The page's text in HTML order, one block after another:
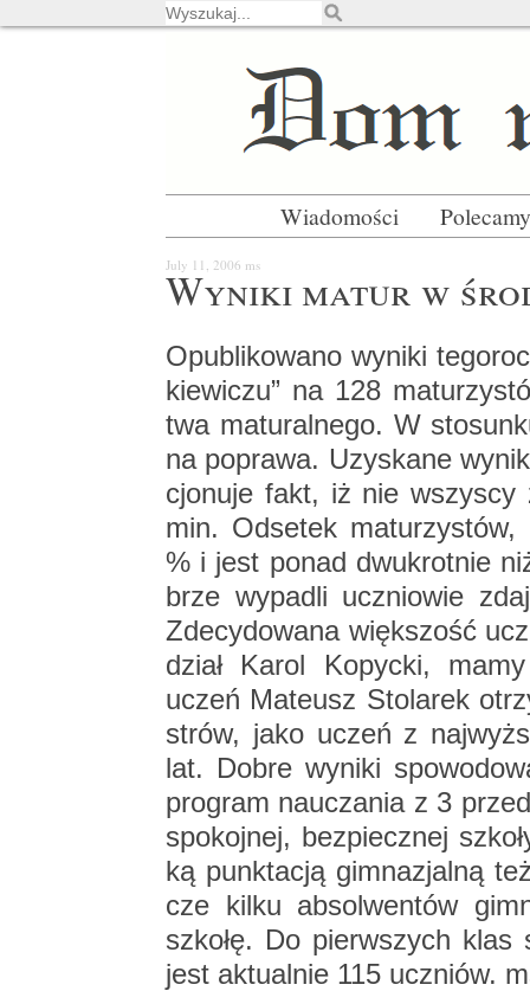
Wiadomości Polecamy
July 11, 2006 ms
Wy­ni­ki matur w
Opu­bli­ko­wa­no wy­ni­ki
kie­wi­czu” na 128
twa ma­tu­ral­ne­go. W
na po­pra­wa. Uzy­ska­ne
cjo­nu­je fakt, iż nie
min. Od­se­tek
% i jest ponad dwu­krot­nie
brze wy­pa­dli ucznio­wie
Zde­cy­do­wa­na więk­szość
dział Karol Ko­pyc­ki,
uczeń Ma­te­usz Sto­la­rek
strów, jako uczeń z
lat. Dobre wy­ni­ki
pro­gram na­ucza­nia z 3
spo­koj­nej, bez­piecz­nej
ką punk­ta­cją gim­na­zjal­ną
cze kilku ab­sol­wen­tów
szko­łę. Do pierw­szych klas
jest ak­tu­al­nie 115 uczniów.